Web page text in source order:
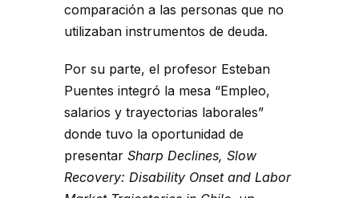
comparación a las personas que no
utilizaban instrumentos de deuda.
Por su parte, el profesor Esteban
Puentes integró la mesa “Empleo,
salarios y trayectorias laborales”
donde tuvo la oportunidad de
presentar Sharp Declines, Slow
Recovery: Disability Onset and Labor